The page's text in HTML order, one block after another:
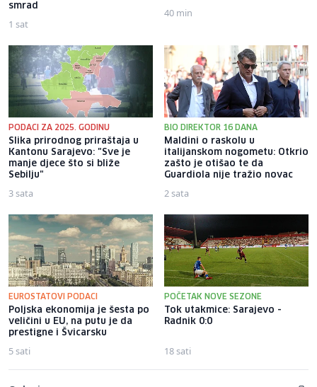
smrad
1 sat
40 min
PODACI ZA 2025. GODINU
Slika prirodnog priraštaja u
Kantonu Sarajevo: "Sve je
manje djece što si bliže
Sebilju"
3 sata
BIO DIREKTOR 16 DANA
Maldini o raskolu u
italijanskom nogometu: Otkrio
zašto je otišao te da
Guardiola nije tražio novac
2 sata
EUROSTATOVI PODACI
Poljska ekonomija je šesta po
veličini u EU, na putu je da
prestigne i Švicarsku
5 sati
POČETAK NOVE SEZONE
Tok utakmice: Sarajevo -
Radnik 0:0
18 sati